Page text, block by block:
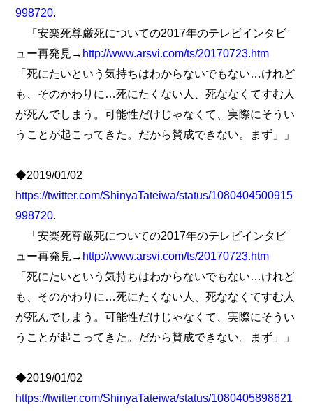
998720.
「安楽死尊厳死についての2017年のテレビインタビ
ュー再発見→ http://www.arsvi.com/ts/20170723.htm
「死にたいという気持ちはわからないでもない…けれど
も、そのかわりに…死にたくない人、死ななくてすむ人
が死んでしまう。可能性だけじゃなくて、実際にそうい
うことが起こってきた。だから賛成できない。まず」」
◆2019/01/02
https://twitter.com/ShinyaTateiwa/status/1080404500915
998720.
「安楽死尊厳死についての2017年のテレビインタビ
ュー再発見→ http://www.arsvi.com/ts/20170723.htm
「死にたいという気持ちはわからないでもない…けれど
も、そのかわりに…死にたくない人、死ななくてすむ人
が死んでしまう。可能性だけじゃなくて、実際にそうい
うことが起こってきた。だから賛成できない。まず」」
◆2019/01/02
https://twitter.com/ShinyaTateiwa/status/1080405898621